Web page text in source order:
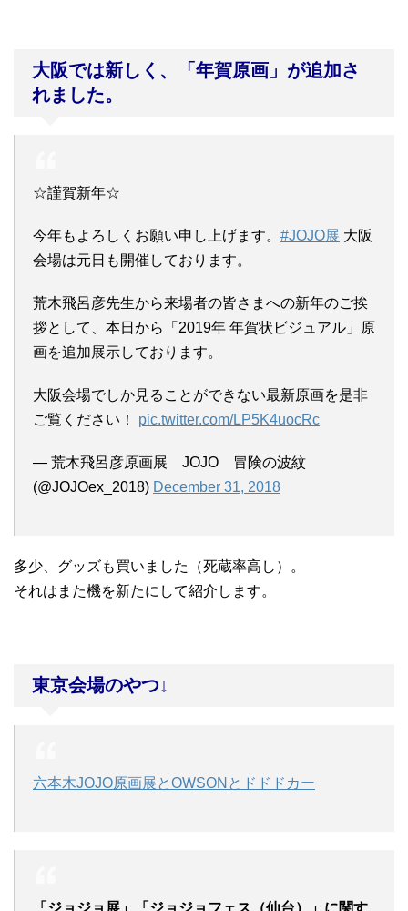
大阪では新しく、「年賀原画」が追加さ
れました。
☆謹賀新年☆
今年もよろしくお願い申し上げます。 #JOJO展 大阪
会場は元日も開催しております。
荒木飛呂彦先生から来場者の皆さまへの新年のご挨
拶として、本日から「2019年 年賀状ビジュアル」原
画を追加展示しております。
大阪会場でしか見ることができない最新原画を是非
ご覧ください！ pic.twitter.com/LP5K4uocRc
— 荒木飛呂彦原画展 JOJO 冒険の波紋
(@JOJOex_2018) December 31, 2018
多少、グッズも買いました（死蔵率高し）。
それはまた機を新たにして紹介します。
東京会場のやつ↓
六本木JOJO原画展とOWSONとドドドカー